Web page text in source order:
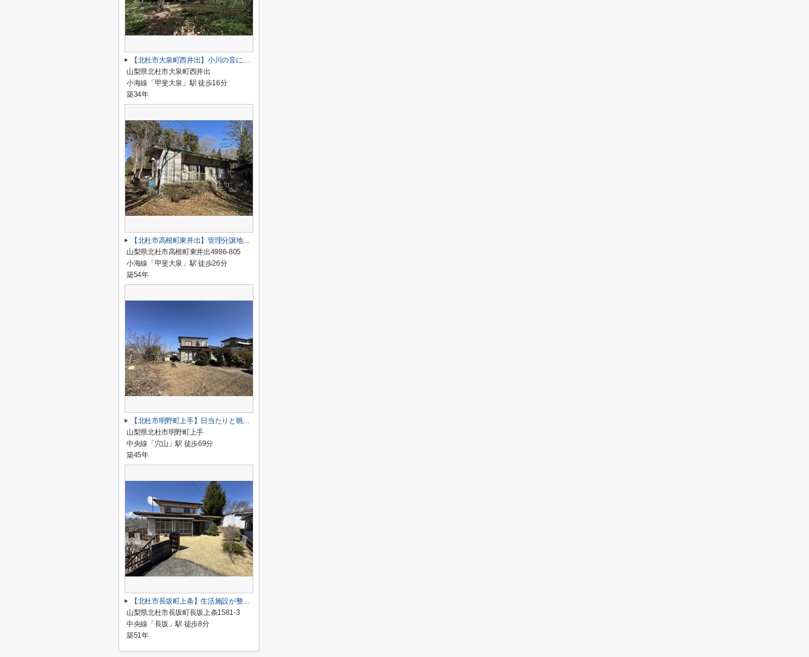
【北杜市大泉町西井出】小川の音に癒やされる物件
山梨県北杜市大泉町西井出
小海線「甲斐大泉」駅 徒歩16分
築34年
【北杜市高根町東井出】管理分譲地内にあるコンパクトな平家
山梨県北杜市高根町東井出4986-805
小海線「甲斐大泉」駅 徒歩26分
築54年
【北杜市明野町上手】日当たりと眺望が良い民家
山梨県北杜市明野町上手
中央線「穴山」駅 徒歩69分
築45年
【北杜市長坂町上条】生活施設が整っている定住者向けの民家
山梨県北杜市長坂町長坂上条1581-3
中央線「長坂」駅 徒歩8分
築51年